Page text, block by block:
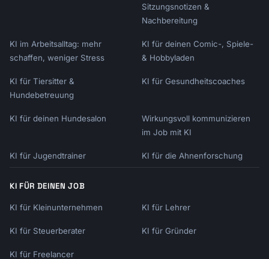
Sitzungsnotizen &
Nachbereitung
KI im Arbeitsalltag: mehr
schaffen, weniger Stress
KI für deinen Comic-, Spiele-
& Hobbyladen
KI für Tiersitter &
Hundebetreuung
KI für Gesundheitscoaches
KI für deinen Hundesalon
Wirkungsvoll kommunizieren
im Job mit KI
KI für Jugendtrainer KI für die Ahnenforschung
KI FÜR DEINEN JOB
KI für Kleinunternehmen KI für Lehrer
KI für Steuerberater KI für Gründer
KI für Freelancer